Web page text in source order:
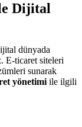
Dijital
dünyada
E-ticaret siteleri
sunarak
yönetimi ile ilgili